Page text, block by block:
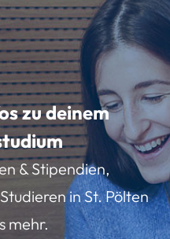
zu deinem
& Stipendien,
in St. Pölten
mehr.